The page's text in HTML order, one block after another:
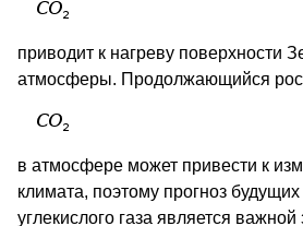
приводит к нагреву поверхности
атмосферы. Продолжающийся
в атмосфере может привести к
климата, поэтому прогноз
углекислого газа является важной